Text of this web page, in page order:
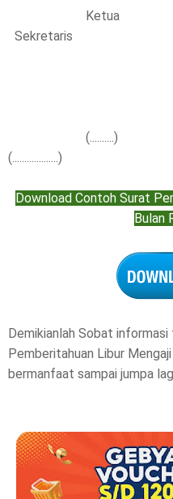
Sekretaris
(...................)
Download Contoh Surat
Bulan
Demikianlah Sobat
Pemberitahuan Libur
bermanfaat sampai jumpa